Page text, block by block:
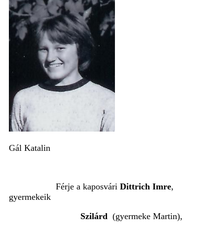
Gál Katalin
Férje a kaposvári Dittrich Imre,
gyermekeik
Szilárd (gyermeke Martin),